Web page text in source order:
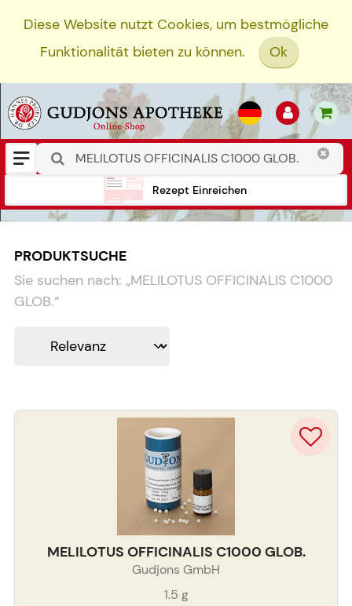
Diese Website nutzt Cookies, um bestmögliche
Funktionalität bieten zu können.
Ok
Rezept Einreichen
PRODUKTSUCHE
Sie suchen nach: „MELILOTUS OFFICINALIS C1000
GLOB.“
MELILOTUS OFFICINALIS C1000 GLOB.
Gudjons GmbH
1.5 g